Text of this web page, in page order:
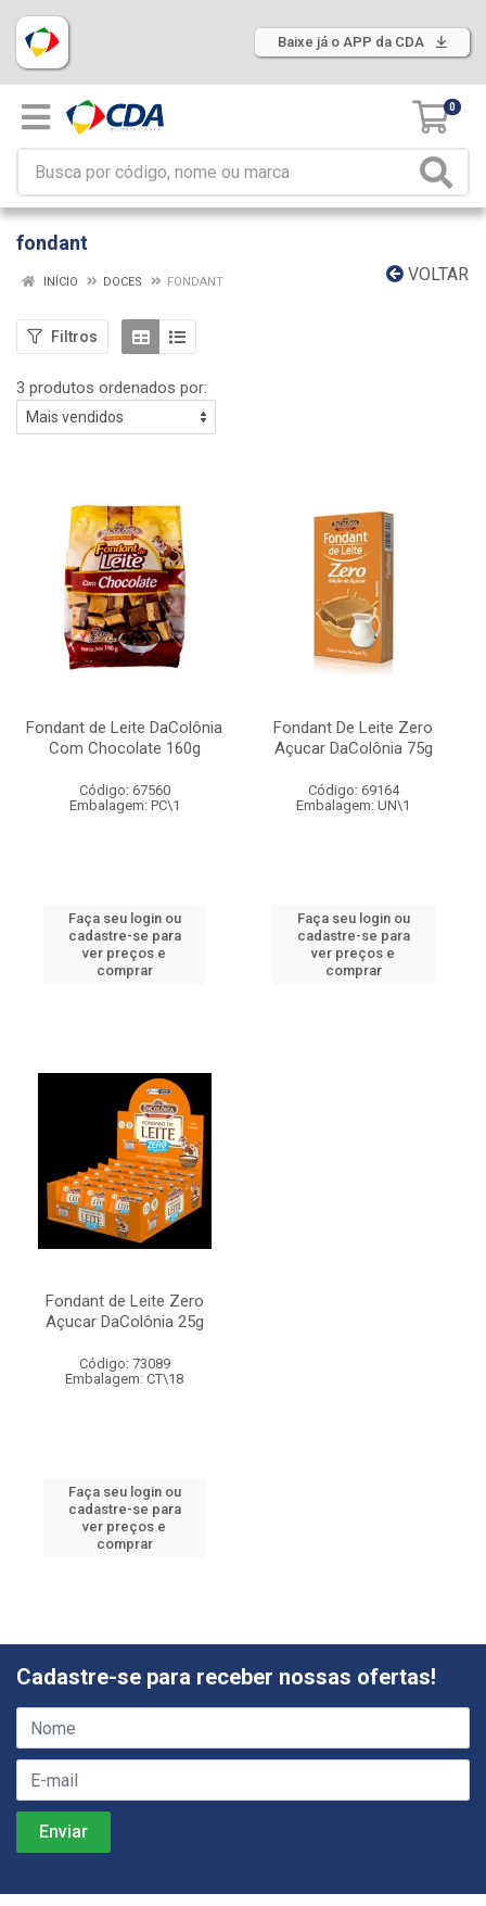
Baixe já o APP da CDA
0
fondant
VOLTAR
INÍCIO DOCES FONDANT
Filtros
3 produtos ordenados por:
Fondant de Leite DaColônia
Com Chocolate 160g
Código: 67560
Embalagem: PC\1
Faça seu login ou
cadastre-se para
ver preços e
comprar
Fondant De Leite Zero
Açucar DaColônia 75g
Código: 69164
Embalagem: UN\1
Faça seu login ou
cadastre-se para
ver preços e
comprar
Fondant de Leite Zero
Açucar DaColônia 25g
Código: 73089
Embalagem: CT\18
Faça seu login ou
cadastre-se para
ver preços e
comprar
Cadastre-se para receber nossas ofertas!